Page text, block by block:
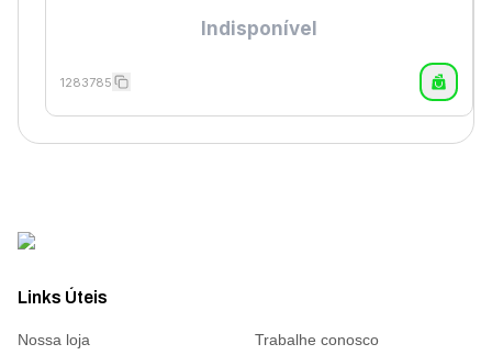
Indisponível
1283785
Links Úteis
Nossa loja
Trabalhe conosco